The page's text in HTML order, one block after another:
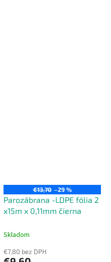
€13,70 –29 %
Parozábrana -LDPE fólia 2
x15m x 0,11mm čierna
Skladom
€7,80 bez DPH